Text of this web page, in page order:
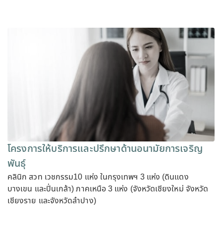
โครงการให้บริการและปรึกษาด้านอนามัยการเจริญ
พันธุ์
คลินิก สวท เวชกรรม10 แห่ง ในกรุงเทพฯ 3 แห่ง (ดินแดง
บางเขน และปิ่นเกล้า) ภาคเหนือ 3 แห่ง (จังหวัดเชียงใหม่ จังหวัด
เชียงราย และจังหวัดลำปาง)